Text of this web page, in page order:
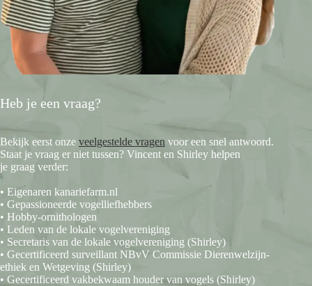
Heb je een vraag?
Bekijk eerst onze veelgestelde vragen voor een snel antwoord.
Staat je vraag er niet tussen? Vincent en Shirley helpen
je graag verder:
• Eigenaren kanariefarm.nl
• Gepassioneerde vogelliefhebbers
• Hobby-ornithologen
• Leden van de lokale vogelvereniging
• Secretaris van de lokale vogelvereniging (Shirley)
• Gecertificeerd surveillant NBvV Commissie Dierenwelzijn-
ethiek en Wetgeving (Shirley)
• Gecertificeerd vakbekwaam houder van vogels (Shirley)